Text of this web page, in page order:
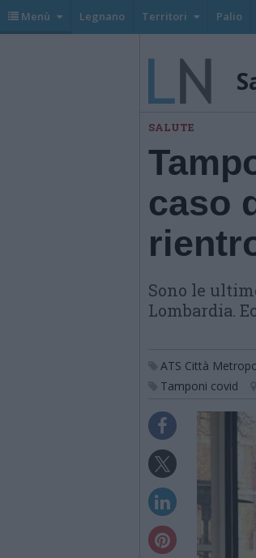
Menù Legnano Territori Palio
SALUTE
caso
Sono le
Lombardia.
ATS Città
Tamponi covid